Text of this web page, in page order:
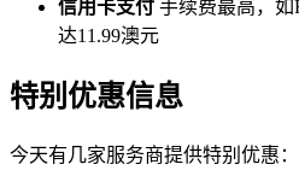
信用卡支付 手续费最高，如
达11.99澳元
特别优惠信息
今天有几家服务商提供特别优惠：